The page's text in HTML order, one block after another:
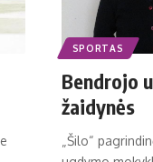
SPORTAS
Bendrojo
žaidynės
„Šilo“